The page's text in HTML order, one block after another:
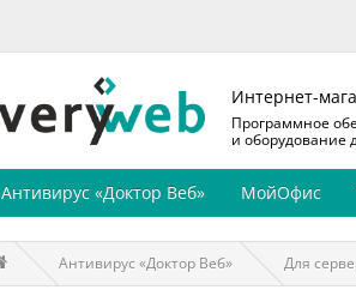
Интернет-
Программное
и оборудование
Антивирус «Доктор Веб» МойОфис
Антивирус «Доктор Веб» Для